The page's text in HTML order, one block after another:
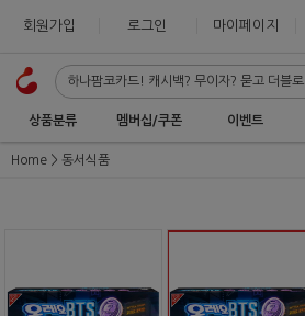
회원가입 로그인 마이페이지
상품분류 멤버십/쿠폰 이벤트
Home 동서식품